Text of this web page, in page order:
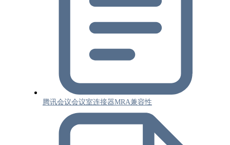
腾讯会议会议室连接器MRA兼容性